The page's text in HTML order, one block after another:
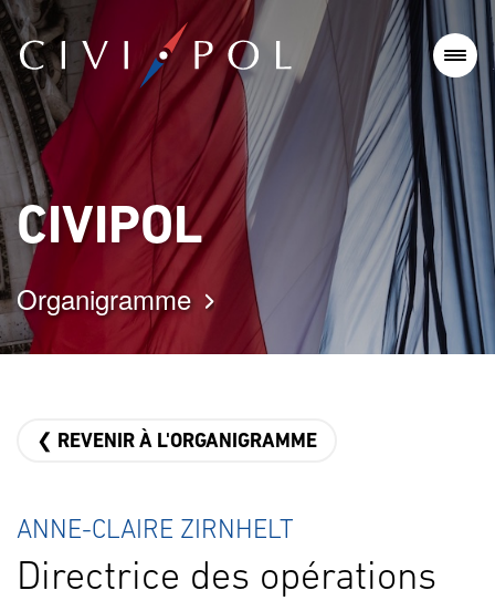
CIVIPOL
Organigramme
❮ REVENIR À L'ORGANIGRAMME
ANNE-CLAIRE ZIRNHELT
Directrice des opérations